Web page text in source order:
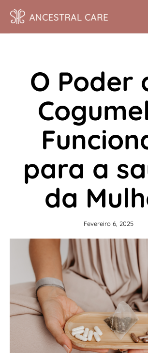
O Poder
para a
da
Fevereiro 6, 2025